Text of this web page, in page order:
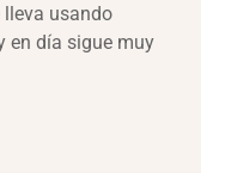
lleva usando
en día sigue muy